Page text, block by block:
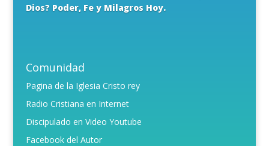
Dios? Poder, Fe y Milagros Hoy.
Comunidad
Pagina de la Iglesia Cristo rey
Radio Cristiana en Internet
Discipulado en Video Youtube
Facebook del Autor